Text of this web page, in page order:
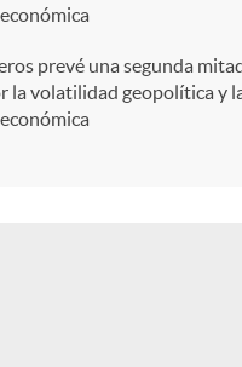
prevé una segunda
la volatilidad geopolítica y